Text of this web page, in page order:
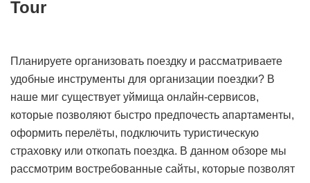
Tour
Планируете организовать поездку и рассматриваете
удобные инструменты для организации поездки? В
наше миг существует уймища онлайн-сервисов,
которые позволяют быстро предпочесть апартаменты,
оформить перелёты, подключить туристическую
страховку или откопать поездка. В данном обзоре мы
рассмотрим востребованные сайты, которые позволят